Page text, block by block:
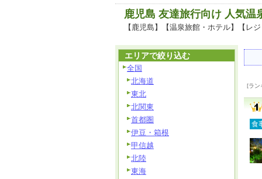
鹿児島 友達旅行向け 人気温
【鹿児島】【温泉旅館・ホテル】【レ
[ラン
食
エリアで絞り込む
全国
北海道
東北
北関東
首都圏
伊豆・箱根
甲信越
北陸
東海